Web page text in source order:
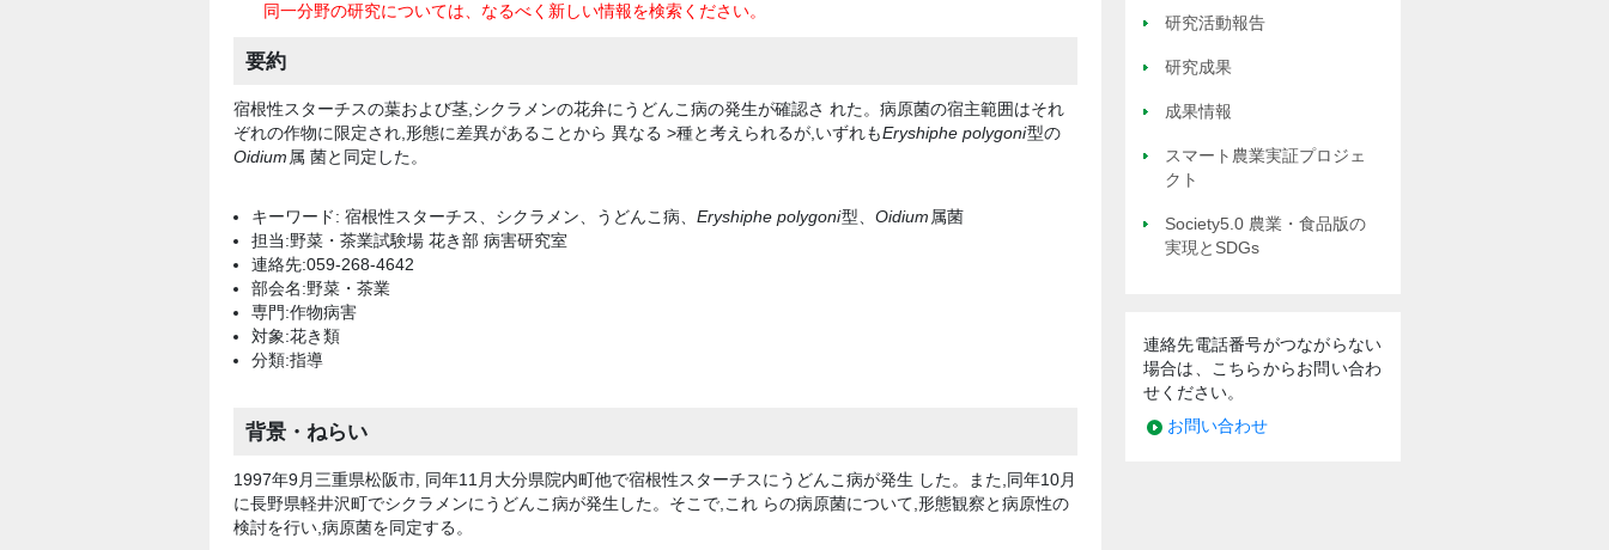
同一分野の研究については、なるべく新しい情報を検索ください。
要約
宿根性スターチスの葉および茎,シクラメンの花弁にうどんこ病の発生が確認さ れた。病原菌の宿主範囲はそれ
ぞれの作物に限定され,形態に差異があることから 異なる >種と考えられるが,いずれもEryshiphe polygoni型の
Oidium 属 菌と同定した。
キーワード: 宿根性スターチス、シクラメン、うどんこ病、 Eryshiphe polygoni型、 Oidium 属菌
担当:野菜・茶業試験場 花き部 病害研究室
連絡先:059-268-4642
部会名:野菜・茶業
専門:作物病害
対象:花き類
分類:指導
背景・ねらい
1997年9月三重県松阪市, 同年11月大分県院内町他で宿根性スターチスにうどんこ病が発生 した。また,同年10月
に長野県軽井沢町でシクラメンにうどんこ病が発生した。そこで,これ らの病原菌について,形態観察と病原性の
検討を行い,病原菌を同定する。
研究活動報告
研究成果
成果情報
スマート農業実証プロジェ
クト
Society5.0 農業・食品版の
実現とSDGs
連絡先電話番号がつながらない
場合は、こちらからお問い合わ
せください。
お問い合わせ